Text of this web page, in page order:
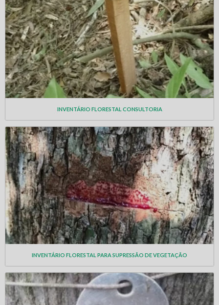
INVENTÁRIO FLORESTAL CONSULTORIA
INVENTÁRIO FLORESTAL PARA SUPRESSÃO DE VEGETAÇÃO